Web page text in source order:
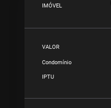
IMÓVEL
VALOR
Condomínio
IPTU